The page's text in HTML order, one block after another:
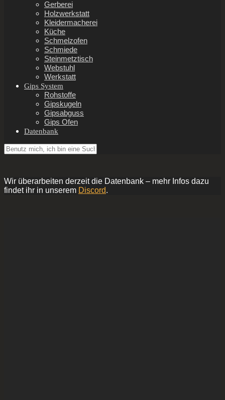
Gerberei
Holzwerkstatt
Kleidermacherei
Küche
Schmelzofen
Schmiede
Steinmetztisch
Webstuhl
Werkstatt
Gips System
Rohstoffe
Gipskugeln
Gipsabguss
Gips Ofen
Datenbank
Wir überarbeiten derzeit die Datenbank – mehr Infos dazu
findet ihr in unserem Discord.